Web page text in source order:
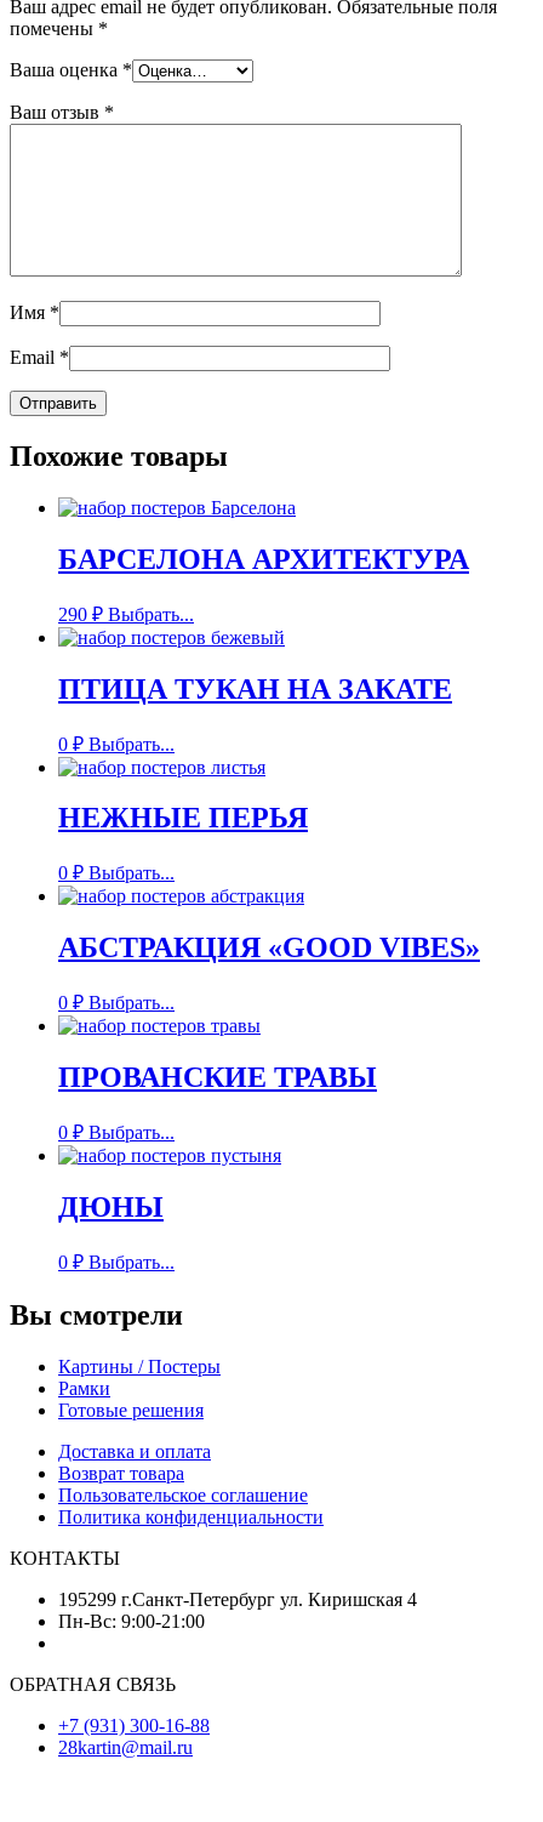
Ваш адрес email не будет опубликован. Обязательные поля
помечены *
Ваша оценка *
Ваш отзыв *
Имя *
Email *
Похожие товары
БАРСЕЛОНА АРХИТЕКТУРА
290 ₽ Выбрать...
ПТИЦА ТУКАН НА ЗАКАТЕ
0 ₽ Выбрать...
НЕЖНЫЕ ПЕРЬЯ
0 ₽ Выбрать...
АБСТРАКЦИЯ «GOOD VIBES»
0 ₽ Выбрать...
ПРОВАНСКИЕ ТРАВЫ
0 ₽ Выбрать...
ДЮНЫ
0 ₽ Выбрать...
Вы смотрели
Картины / Постеры
Рамки
Готовые решения
Доставка и оплата
Возврат товара
Пользовательское соглашение
Политика конфиденциальности
КОНТАКТЫ
195299 г.Санкт-Петербург ул. Киришская 4
Пн-Вс: 9:00-21:00
ОБРАТНАЯ СВЯЗЬ
+7 (931) 300-16-88
28kartin@mail.ru